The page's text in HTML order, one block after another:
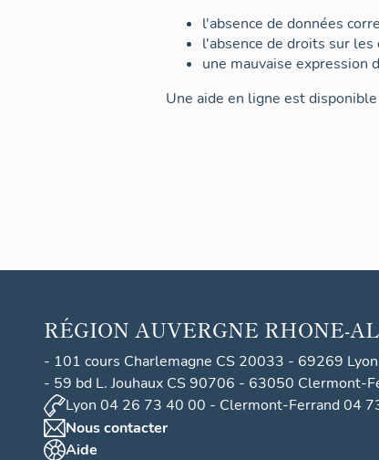
l'absence de données
l'absence de droits sur
une mauvaise expression
Une aide en ligne est disponible
RÉGION AUVERGNE RHONE-
- 101 cours Charlemagne CS 20033 - 69269
- 59 bd L. Jouhaux CS 90706 - 63050 Clermont-
Lyon 04 26 73 40 00 - Clermont-Ferrand 04
Nous contacter
Aide